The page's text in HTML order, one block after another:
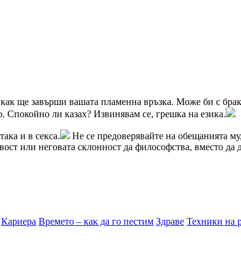
ще завърши вашата пламенна връзка. Може би с
Спокойно ли казах? Извинявам се, грешка на езика.
и в секса.
Не се предоверявайте на обещанията
или неговата склонност да философства, вместо да
Кариера Времето – как да го пестим Здраве Техники на